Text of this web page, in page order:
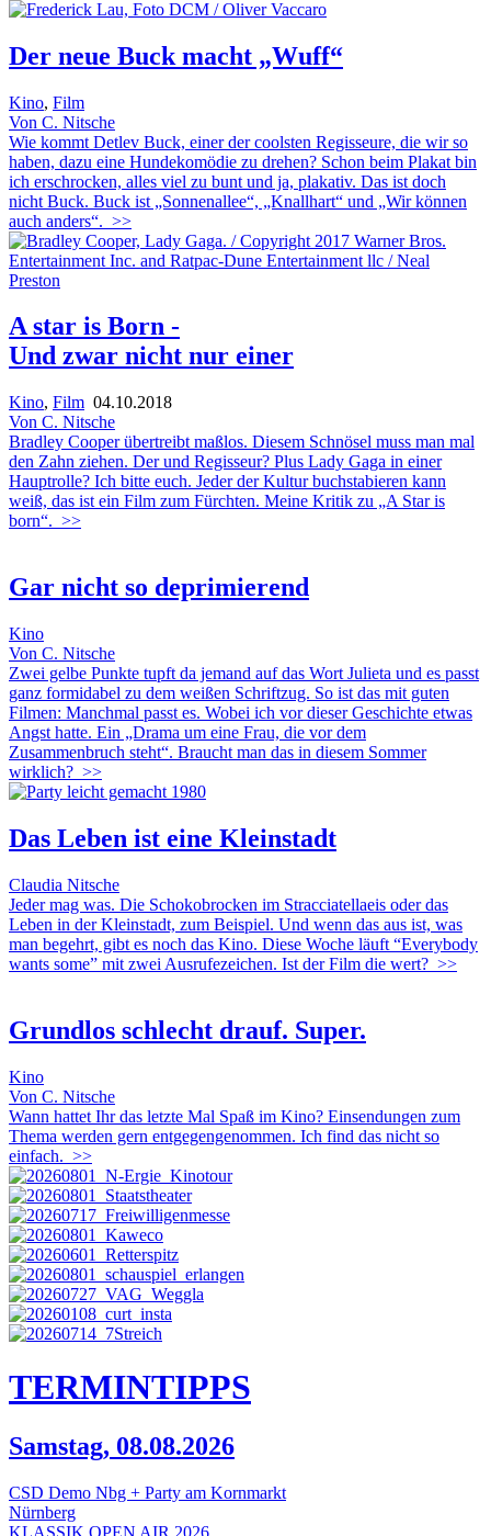
Der neue Buck macht „Wuff“
Kino, Film
Von C. Nitsche
Wie kommt Detlev Buck, einer der coolsten Regisseure, die wir so
haben, dazu eine Hundekomödie zu drehen? Schon beim Plakat bin
ich erschrocken, alles viel zu bunt und ja, plakativ. Das ist doch
nicht Buck. Buck ist „Sonnenallee“, „Knallhart“ und „Wir können
auch anders“. >>
A star is Born -
Und zwar nicht nur einer
Kino, Film 04.10.2018
Von C. Nitsche
Bradley Cooper übertreibt maßlos. Diesem Schnösel muss man mal
den Zahn ziehen. Der und Regisseur? Plus Lady Gaga in einer
Hauptrolle? Ich bitte euch. Jeder der Kultur buchstabieren kann
weiß, das ist ein Film zum Fürchten. Meine Kritik zu „A Star is
born“. >>
Gar nicht so deprimierend
Kino
Von C. Nitsche
Zwei gelbe Punkte tupft da jemand auf das Wort Julieta und es passt
ganz formidabel zu dem weißen Schriftzug. So ist das mit guten
Filmen: Manchmal passt es. Wobei ich vor dieser Geschichte etwas
Angst hatte. Ein „Drama um eine Frau, die vor dem
Zusammenbruch steht“. Braucht man das in diesem Sommer
wirklich? >>
Das Leben ist eine Kleinstadt
Claudia Nitsche
Jeder mag was. Die Schokobrocken im Stracciatellaeis oder das
Leben in der Kleinstadt, zum Beispiel. Und wenn das aus ist, was
man begehrt, gibt es noch das Kino. Diese Woche läuft “Everybody
wants some” mit zwei Ausrufezeichen. Ist der Film die wert? >>
Grundlos schlecht drauf. Super.
Kino
Von C. Nitsche
Wann hattet Ihr das letzte Mal Spaß im Kino? Einsendungen zum
Thema werden gern entgegengenommen. Ich find das nicht so
einfach. >>
TERMINTIPPS
Samstag, 08.08.2026
CSD Demo Nbg + Party am Kornmarkt
Nürnberg
KLASSIK OPEN AIR 2026